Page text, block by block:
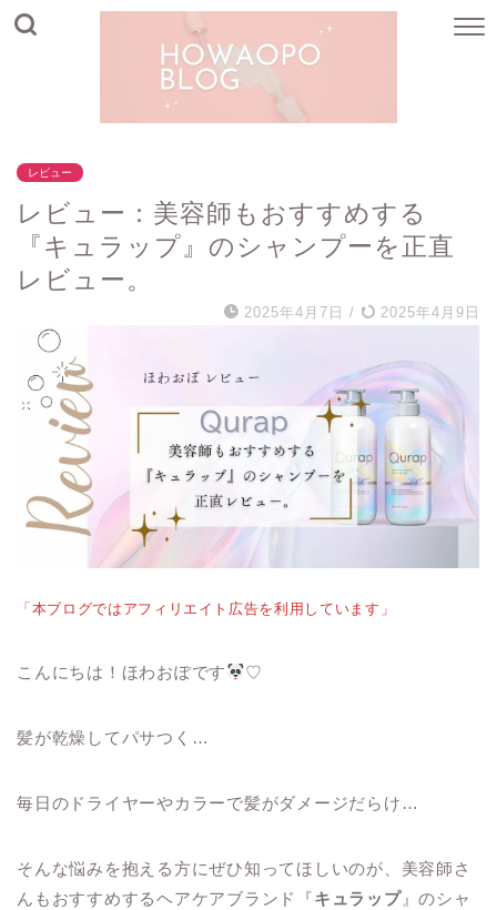
レビュー
レビュー：美容師もおすすめする
『キュラップ』のシャンプーを正直
レビュー。
2025年4月7日 / 2025年4月9日
「本ブログではアフィリエイト広告を利用しています」
こんにちは！ほわおぽです ♡
髪が乾燥してパサつく…
毎日のドライヤーやカラーで髪がダメージだらけ…
そんな悩みを抱える方にぜひ知ってほしいのが、美容師さ
んもおすすめするヘアケアブランド『キュラップ』のシャ